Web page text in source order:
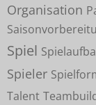
Organisation
Spiel
Spieler
Talent